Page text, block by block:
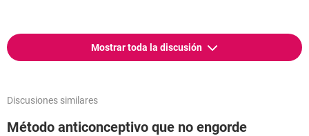
Mostrar toda la discusión
Discusiones similares
Método anticonceptivo que no engorde